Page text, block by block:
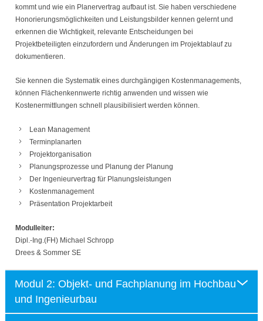
kommt und wie ein Planervertrag aufbaut ist. Sie haben verschiedene
Honorierungsmöglichkeiten und Leistungsbilder kennen gelernt und
erkennen die Wichtigkeit, relevante Entscheidungen bei
Projektbeteiligten einzufordern und Änderungen im Projektablauf zu
dokumentieren.
Sie kennen die Systematik eines durchgängigen Kostenmanagements,
können Flächenkennwerte richtig anwenden und wissen wie
Kostenermittlungen schnell plausibilisiert werden können.
Lean Management
Terminplanarten
Projektorganisation
Planungsprozesse und Planung der Planung
Der Ingenieurvertrag für Planungsleistungen
Kostenmanagement
Präsentation Projektarbeit
Modulleiter:
Dipl.-Ing.(FH) Michael Schropp
Drees & Sommer SE
Modul 2: Objekt- und Fachplanung im Hochbau
und Ingenieurbau